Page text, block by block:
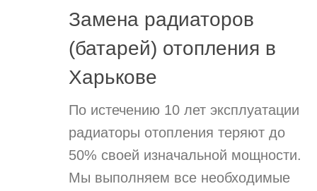
Замена радиаторов
(батарей) отопления в
Харькове
По истечению 10 лет эксплуатации
радиаторы отопления теряют до
50% своей изначальной мощности.
Мы выполняем все необходимые